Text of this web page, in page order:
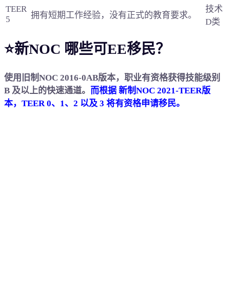
TEER
5
拥有短期工作经验，没有正式的教育要求。
技术
D类
⭐新NOC 哪些可EE移民？
使用旧制NOC 2016-0AB版本，职业有资格获得技能级别
B 及以上的快速通道。 而根据 新制NOC 2021-TEER版
本，TEER 0、1、2 以及 3 将有资格申请移民。